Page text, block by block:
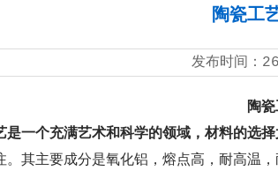
陶瓷工
发布时间：
陶
是一个充满艺术和科学的领域，材料的选择
。其主要成分是氧化铝，熔点高，耐高温